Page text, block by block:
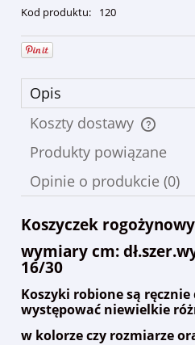
Kod produktu:
120
Opis
Koszty dostawy
Cena nie zawiera ewentualnych
Produkty powiązane
Opinie o produkcie (0)
Koszyczek
wymiary cm:
16/30
Koszyki robione są
występować niewielkie
w kolorze czy rozmiarze